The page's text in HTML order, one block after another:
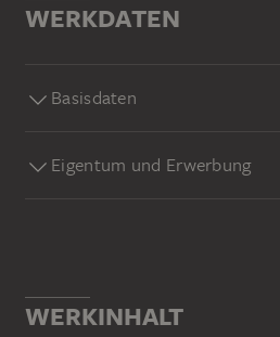
WERKDATEN
Basisdaten
Eigentum und Erwerbung
WERKINHALT